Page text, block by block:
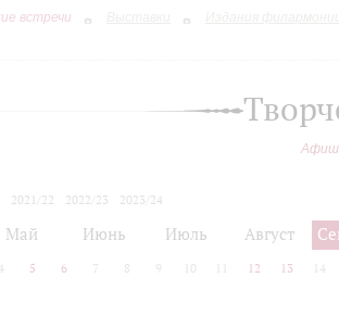
встречи
2021/22 2022/23
2023/24
Май Июнь Июль Август
4 5 6 7 8 9 10 12 13 14